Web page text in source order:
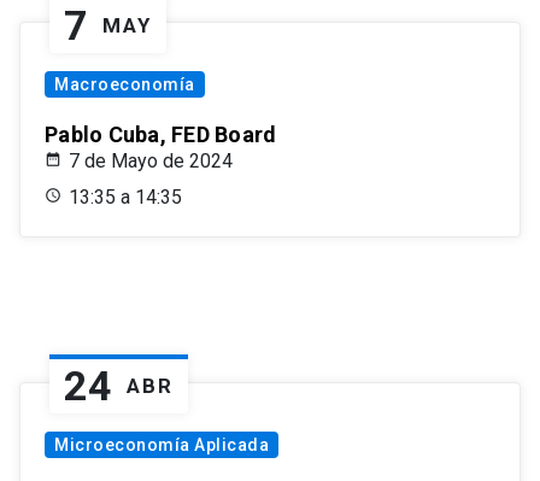
7 MAY
Macroeconomía
Pablo Cuba, FED Board
7 de Mayo de 2024
13:35 a 14:35
24 ABR
Microeconomía Aplicada